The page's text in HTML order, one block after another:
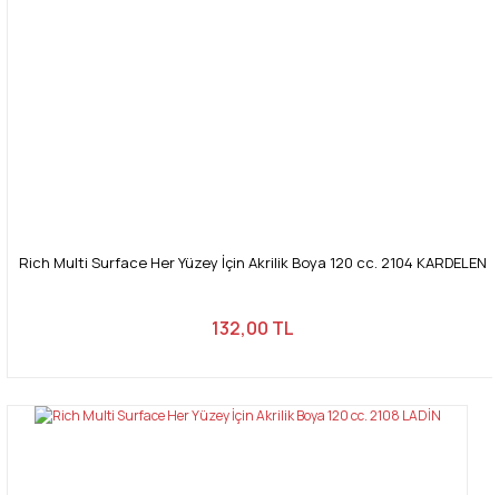
Rich Multi Surface Her Yüzey İçin Akrilik Boya 120 cc. 2104 KARDELEN
132,00 TL